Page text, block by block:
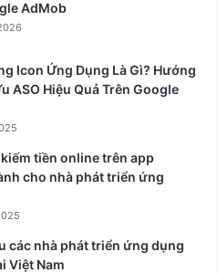
AdMob
Icon Ứng Dụng Là Gì? Hướng
ASO Hiệu Quả Trên Google
tiền online trên app
cho nhà phát triển ứng
các nhà phát triển ứng dụng
Việt Nam